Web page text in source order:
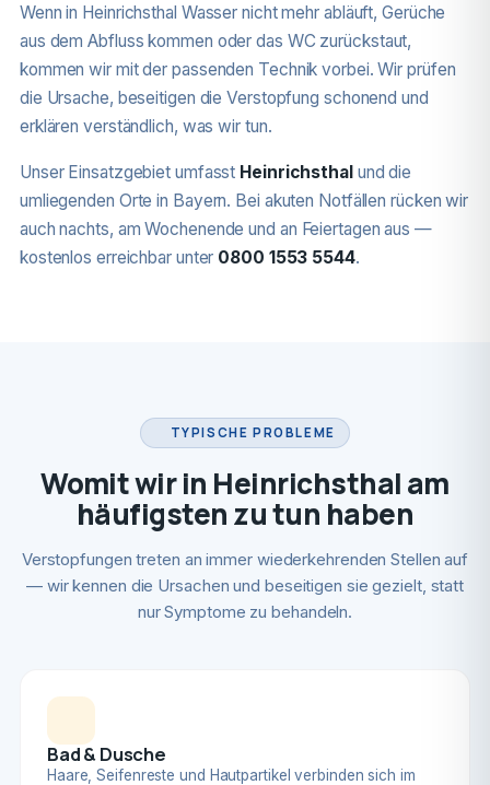
Wenn in Heinrichsthal Wasser nicht mehr abläuft, Gerüche
aus dem Abfluss kommen oder das WC zurückstaut,
kommen wir mit der passenden Technik vorbei. Wir prüfen
die Ursache, beseitigen die Verstopfung schonend und
erklären verständlich, was wir tun.
Unser Einsatzgebiet umfasst Heinrichsthalund die
umliegenden Orte in Bayern. Bei akuten Notfällen rücken wir
auch nachts, am Wochenende und an Feiertagen aus —
kostenlos erreichbar unter 0800 1553 5544.
TYPISCHE PROBLEME
Womit wir in Heinrichsthal am
häufigsten zu tun haben
Verstopfungen treten an immer wiederkehrenden Stellen auf
— wir kennen die Ursachen und beseitigen sie gezielt, statt
nur Symptome zu behandeln.
Bad & Dusche
Haare, Seifenreste und Hautpartikel verbinden sich im